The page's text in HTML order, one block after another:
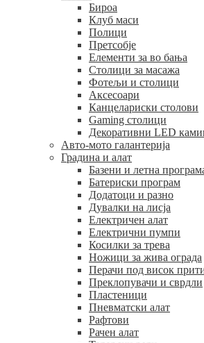
Бироа
Клуб маси
Полици
Претсобје
Елементи за во бања
Столици за масажа
Фотељи и столици
Аксесоари
Канцелариски столови
Gaming столици
Декоративни LED
Авто-мото галантерија
Градина и алат
Базени и летна
Батериски програм
Додатоци и разно
Дувалки на лисја
Електричен алат
Електрични пумпи
Косилки за трева
Ножици за жива ограда
Перачи под висок
Преклопувачи и сврдли
Пластеници
Пневматски алат
Рафтови
Рачен алат